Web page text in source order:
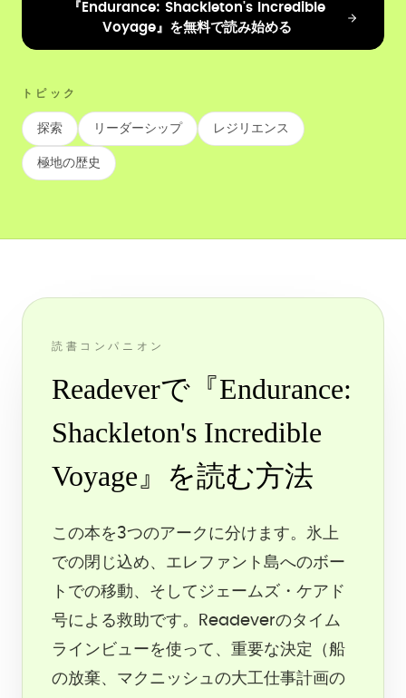
『Endurance: Shackleton's Incredible
Voyage』を無料で読み始める
トピック
探索 リーダーシップ レジリエンス
極地の歴史
読書コンパニオン
Readeverで『Endurance:
Shackleton's Incredible
Voyage』を読む方法
この本を3つのアークに分けます。氷上
での閉じ込め、エレファント島へのボー
トでの移動、そしてジェームズ・ケアド
号による救助です。Readeverのタイム
ラインビューを使って、重要な決定（船
の放棄、マクニッシュの大工仕事計画の